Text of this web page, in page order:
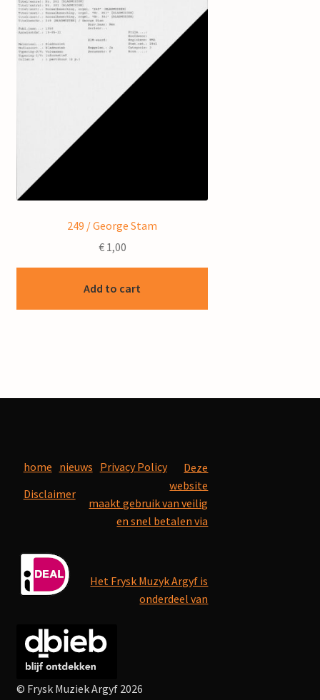
249 / George Stam
€1,00
Add to cart
home nieuws Privacy Policy
Disclaimer
Deze
website
maakt gebruik van veilig
en snel betalen via
Het Frysk Muzyk Argyf is
onderdeel van
© Frysk Muziek Argyf 2026